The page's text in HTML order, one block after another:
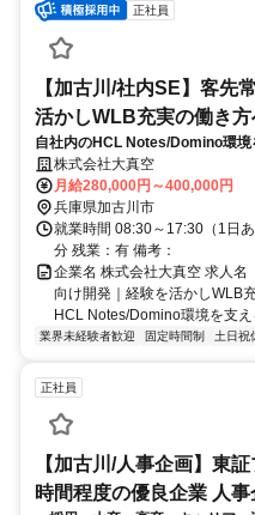
正社員
【加古川/社内SE】客先
活かしWLB充実の働き
自社内のHCL Notes/Domino環
修・新規アプリ開発・問い合わ
えて関われます。※業務の変更範
株式会社大真空
月給280,000円～400,000円
兵庫県加古川市
就業時間 08:30～17:30（1日
分 残業：有 備考：
企業名 株式会社大真空 求人名
向け開発｜経験を活かしWLB
HCL Notes/Domino環境を支
業界未経験者歓迎 固定時間制 土日祝
正社員
【加古川/人事企画】東
時間程度の優良企業 人